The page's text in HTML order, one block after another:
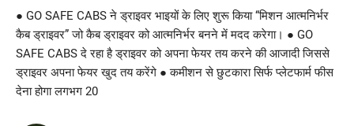
लाइफस्टाइल
मनोरंजन
● GO SAFE CABS ने ड्राइवर भाइयों के लिए शुरू किया “मिशन आत्मनिर्भर
कैब ड्राइवर” जो कैब ड्राइवर को आत्मनिर्भर बनने में मदद करेगा। ● GO
SAFE CABS दे रहा है ड्राइवर को अपना फेयर तय करने की आजादी जिससे
ड्राइवर अपना फेयर खुद तय करेंगे ● कमीशन से छुटकारा सिर्फ प्लेटफार्म फीस
देना होगा लगभग 20